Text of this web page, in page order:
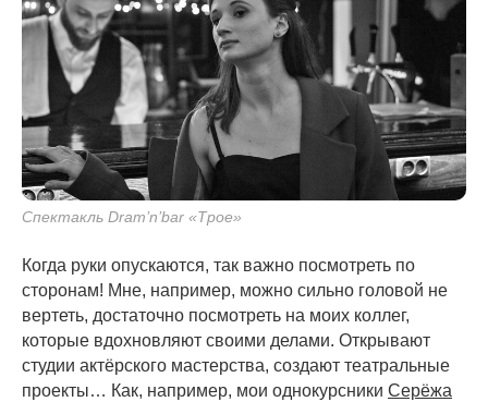
Спектакль Dram’n’bar «Трое»
Когда руки опускаются, так важно посмотреть по
сторонам! Мне, например, можно сильно головой не
вертеть, достаточно посмотреть на моих коллег,
которые вдохновляют своими делами. Открывают
студии актёрского мастерства, создают театральные
проекты… Как, например, мои однокурсники Серёжа